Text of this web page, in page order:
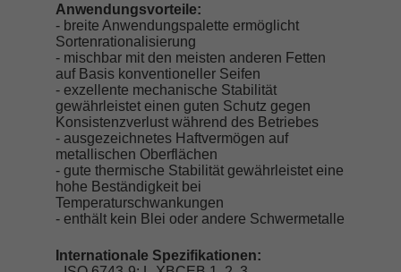
Anwendungsvorteile:
- breite Anwendungspalette ermöglicht
Sortenrationalisierung
- mischbar mit den meisten anderen Fetten
auf Basis konventioneller Seifen
- exzellente mechanische Stabilität
gewährleistet einen guten Schutz gegen
Konsistenzverlust während des Betriebes
- ausgezeichnetes Haftvermögen auf
metallischen Oberflächen
- gute thermische Stabilität gewährleistet eine
hohe Beständigkeit bei
Temperaturschwankungen
- enthält kein Blei oder andere Schwermetalle
Internationale Spezifikationen: